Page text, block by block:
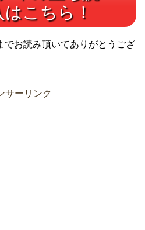
こちら！
でお読み頂いてありがとうござ
サーリンク